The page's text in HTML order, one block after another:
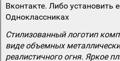
Вконтакте. Либо установить
Одноклассниках
Стилизованный логотип
виде объемных
реалистичного огня. Яркое